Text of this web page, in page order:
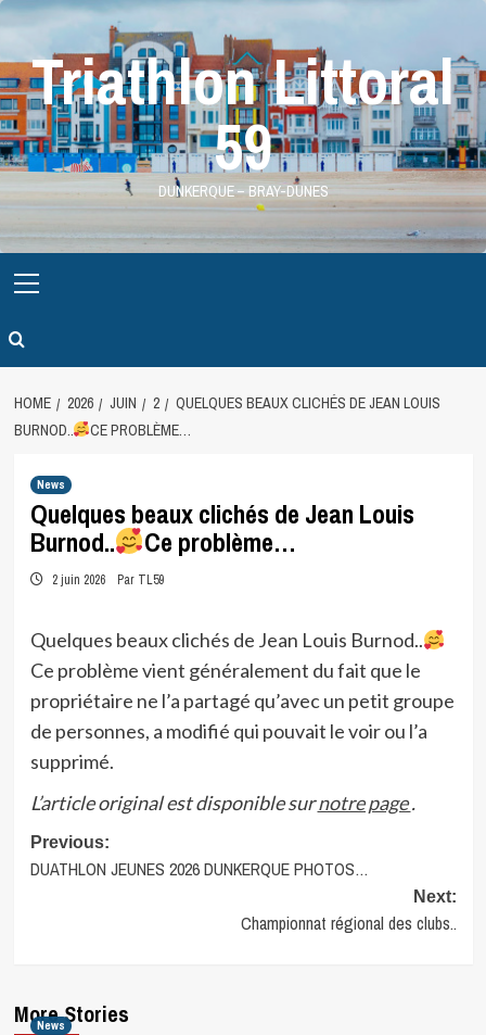
Skip
contentTriathlon Littoral
59
DUNKERQUE – BRAY-DUNES
Menu
HOME 2026 JUIN 2
QUELQUES BEAUX CLICHÉS DE JEAN LOUIS
BURNOD..
CE PROBLÈME…
News
Quelques beaux clichés de Jean Louis
Burnod..
Ce problème…
2 juin 2026 Par TL59
Quelques beaux clichés de Jean Louis Burnod..
Ce problème vient généralement du fait que le
propriétaire ne l’a partagé qu’avec un petit groupe
de personnes, a modifié qui pouvait le voir ou l’a
supprimé.
L’article original est disponible surnotre page.
Post
navigation
Previous:
DUATHLON JEUNES 2026 DUNKERQUE PHOTOS…
Next:
Championnat régional des clubs..
More Stories
News